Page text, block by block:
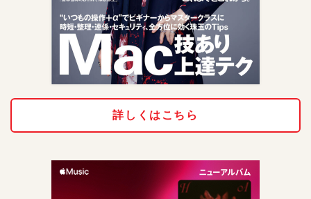
詳しくはこちら